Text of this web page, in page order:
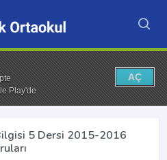
Play'de
AÇ
5 Dersi 2015-2016